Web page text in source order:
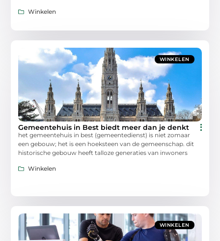
Winkelen
WINKELEN
Gemeentehuis in Best biedt meer dan je denkt
het gemeentehuis in best (gemeentedienst) is niet zomaar
een gebouw; het is een hoeksteen van de gemeenschap. dit
historische gebouw heeft talloze generaties van inwoners
Winkelen
WINKELEN